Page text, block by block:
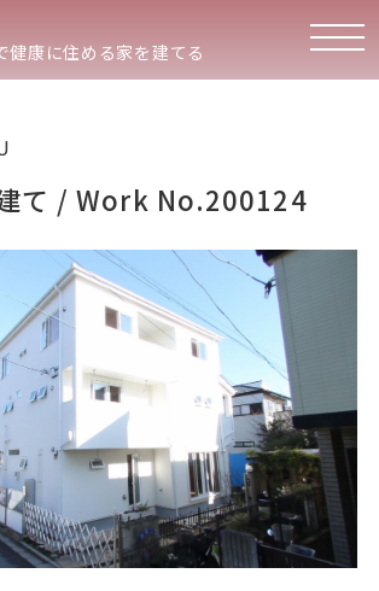
健康に住める家を建てる
て / Work No.200124